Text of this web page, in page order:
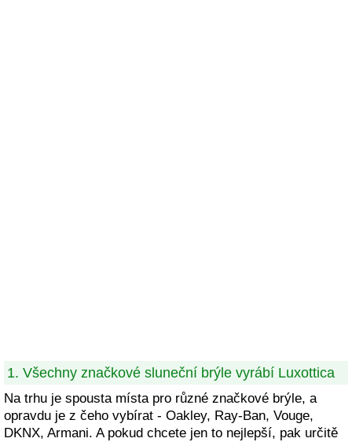
1. Všechny značkové sluneční brýle vyrábí Luxottica
Na trhu je spousta místa pro různé značkové brýle, a
opravdu je z čeho vybírat - Oakley, Ray-Ban, Vouge,
DKNX, Armani. A pokud chcete jen to nejlepší, pak určitě